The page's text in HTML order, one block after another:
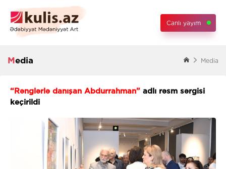
Canlı yayım
Media Media
“Rənglərlə danışan Abdurrahman” adlı rəsm sərgisi
keçirildi